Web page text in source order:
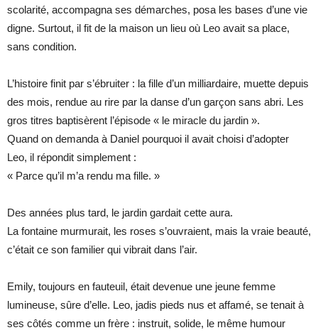
scolarité, accompagna ses démarches, posa les bases d’une vie
digne. Surtout, il fit de la maison un lieu où Leo avait sa place,
sans condition.
L’histoire finit par s’ébruiter : la fille d’un milliardaire, muette depuis
des mois, rendue au rire par la danse d’un garçon sans abri. Les
gros titres baptisèrent l’épisode « le miracle du jardin ».
Quand on demanda à Daniel pourquoi il avait choisi d’adopter
Leo, il répondit simplement :
« Parce qu’il m’a rendu ma fille. »
Des années plus tard, le jardin gardait cette aura.
La fontaine murmurait, les roses s’ouvraient, mais la vraie beauté,
c’était ce son familier qui vibrait dans l’air.
Emily, toujours en fauteuil, était devenue une jeune femme
lumineuse, sûre d’elle. Leo, jadis pieds nus et affamé, se tenait à
ses côtés comme un frère : instruit, solide, le même humour